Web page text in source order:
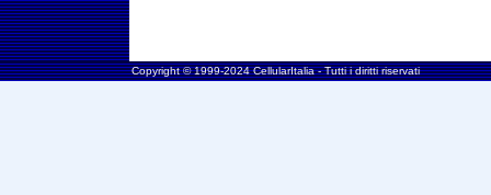
Copyright © 1999-2024 CellularItalia - Tutti i diritti riservati